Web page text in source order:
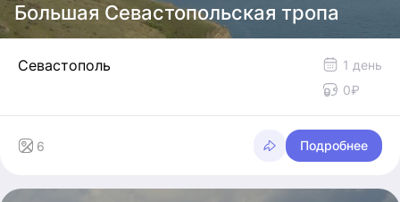
Большая Севастопольская тропа
Севастополь
1 день
0₽
6 Подробнее